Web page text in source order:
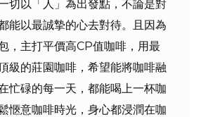
切以「人」為出發點，不論是對
能以最誠摯的心去對待。且因為
，主打平價高CP值咖啡，用最
級的莊園咖啡，希望能將咖啡融
忙碌的每一天，都能喝上一杯咖
愜意咖啡時光，身心都浸潤在咖